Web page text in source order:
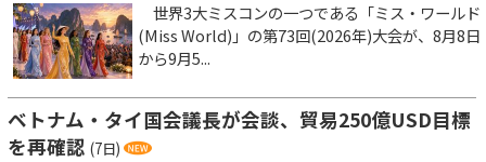
世界3大ミスコンの一つである「ミス・ワールド
(Miss World)」の第73回(2026年)大会が、8月8日
から9月5...
ベトナム・タイ国会議長が会談、貿易250億USD目標
を再確認 (7日)